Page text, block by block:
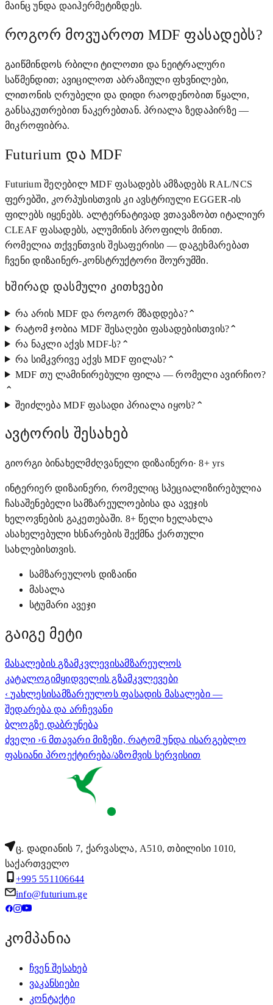
მაინც უნდა დაიჰერმეტიზდეს.
როგორ მოვუაროთ MDF ფასადებს?
გაიწმინდოს რბილი ტილოთი და ნეიტრალური
საწმენდით; ავიცილოთ აბრაზიული ფხვნილები,
ლითონის ღრუბელი და დიდი რაოდენობით წყალი,
განსაკუთრებით ნაკერებთან. პრიალა ზედაპირზე —
მიკროფიბრა.
Futurium და MDF
Futurium შეღებილ MDF ფასადებს ამზადებს RAL/NCS
ფერებში, კორპუსისთვის კი ავსტრიული EGGER-ის
ფილებს იყენებს. ალტერნატივად ვთავაზობთ იტალიურ
CLEAF ფასადებს, ალუმინის პროფილს მინით.
რომელია თქვენთვის შესაფერისი — დაგეხმარებათ
ჩვენი დიზაინერ-კონსტრუქტორი შოურუმში.
ხშირად დასმული კითხვები
რა არის MDF და როგორ მზადდება?⌃
რატომ ჯობია MDF შესაღები ფასადებისთვის?⌃
რა ნაკლი აქვს MDF-ს? ⌃
რა სიმკვრივე აქვს MDF ფილას? ⌃
MDF თუ ლამინირებული ფილა — რომელი ავირჩიო?
⌃
შეიძლება MDF ფასადი პრიალა იყოს? ⌃
ავტორის შესახებ
გიორგი ბინახელმძღვანელი დიზაინერი·8+ yrs
ინტერიერ დიზაინერი, რომელიც სპეციალიზირებულია
ჩასაშენებელი სამზარეულოებისა და ავეჯის
ხელოვნების გაკეთებაში. 8+ წელი ხელახლა
ასახელებული ხსნარების შექმნა ქართული
სახლებისთვის.
სამზარეულოს დიზაინი
მასალა
სტუმარი ავეჯი
გაიგე მეტი
მასალების გზამკვლევისამზარეულოს
კატალოგიმყიდველის გზამკვლევები
‹უახლესისამზარეულოს ფასადის მასალები —
შედარება და არჩევანი
ბლოგზე დაბრუნება
ძველი ›6 მთავარი მიზეზი, რატომ უნდა ისარგებლო
ფასიანი პროექტირება/აზომვის სერვისით
ც. დადიანის 7, ქარვასლა, A510, თბილისი 1010,
საქართველო
+995 551106644
info@futurium.ge
კომპანია
ჩვენ შესახებ
ვაკანსიები
კონტაქტი